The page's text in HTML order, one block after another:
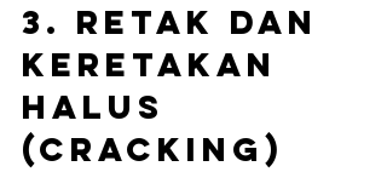
3. Retak dan
Keretakan
Halus
(Cracking)